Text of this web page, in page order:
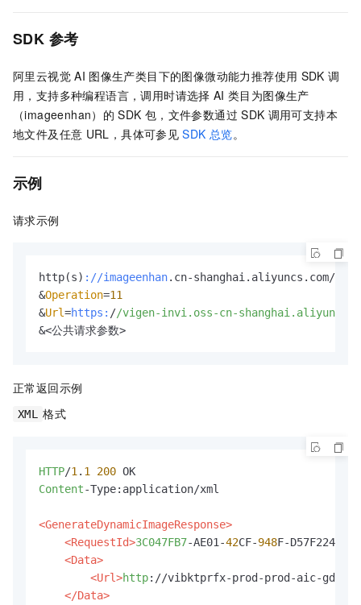
SDK 参考
阿里云视觉 AI 图像生产类目下的图像微动能力推荐使用 SDK 调
用，支持多种编程语言，调用时请选择 AI 类目为图像生产
（imageenhan）的 SDK 包，文件参数通过 SDK 调用可支持本
地文件及任意 URL，具体可参见 SDK 总览。
示例
请求示例
http(s) ://imageenhan.cn-shanghai.aliyuncs.com/
&Operation=11
&Url=https: //vigen-invi.oss-cn-
&<公共请求参数>
正常返回示例
XML 格式
HTTP/1. 1 200
Content-Type:application/xml
<GenerateDynamicImageResponse>
<RequestId>3C047FB7-AE01-42CF-948F-
<Data>
<Url>http://vibktprfx-prod-prod-aic-gd-cn-
</Data>